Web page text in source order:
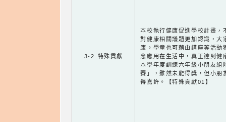
3-2 特殊貢獻
本校執行健康促進學校計畫，
對健康相關議題更加認識，大
康。學童也可藉由講座等活
念應用在生活中，真正達到健
本學年度訓練六年級小朋友組
賽」，雖然未能得獎，但小朋
得嘉許。【特殊貢獻01】